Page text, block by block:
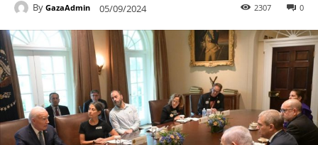
By GazaAdmin 05/09/2024 0
2307